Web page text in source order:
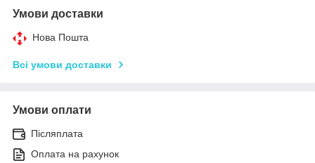
Умови доставки
Нова Пошта
Всі умови доставки
Умови оплати
Післяплата
Оплата на рахунок